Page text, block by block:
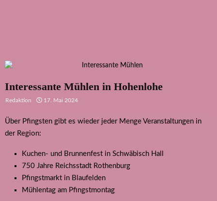
Interessante Mühlen in Hohenlohe
Redaktion 17. Mai 2024
Über Pfingsten gibt es wieder jeder Menge Veranstaltungen in
der Region:
Kuchen- und Brunnenfest in Schwäbisch Hall
750 Jahre Reichsstadt Rothenburg
Pfingstmarkt in Blaufelden
Mühlentag am Pfingstmontag